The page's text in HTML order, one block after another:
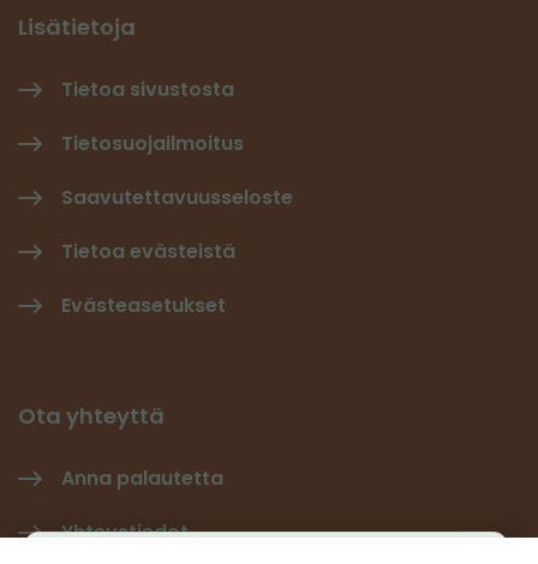
Lisätietoja
Tietoa sivustosta
Tietosuojailmoitus
Saavutettavuusseloste
Tietoa evästeistä
Evästeasetukset
Ota yhteyttä
Anna palautetta
Yhteystiedot